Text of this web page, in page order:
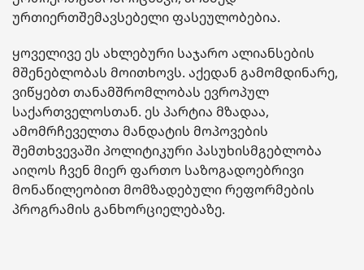
ურთიერთშემავსებელი ფასეულობებია.
ყოველივე ეს ახლებური საჯარო ალიანსების
მშენებლობას მოითხოვს. აქედან გამომდინარე,
ვიწყებთ თანამშრომლობას ევროპულ
საქართველოსთან. ეს პარტია მზადაა,
ამომრჩეველთა მანდატის მოპოვების
შემთხვევაში პოლიტიკური პასუხისმგებლობა
აიღოს ჩვენ მიერ ფართო საზოგადოებრივი
მონაწილეობით მომზადებული რეფორმების
პროგრამის განხორციელებაზე.